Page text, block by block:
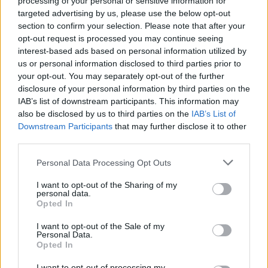
targeted advertising by us, please use the below opt-out
section to confirm your selection. Please note that after your
opt-out request is processed you may continue seeing
interest-based ads based on personal information utilized by
us or personal information disclosed to third parties prior to
your opt-out. You may separately opt-out of the further
disclosure of your personal information by third parties on the
IAB’s list of downstream participants. This information may
also be disclosed by us to third parties on the IAB’s List of
Downstream Participants that may further disclose it to other
Please note that this website/app uses one or more Google
not limited to your visit or usage behaviour. You may click to
grant or deny consent to Google and its third-party tags to
use your data for below specified purposes in below Google
consent section.
Personal Data Processing Opt Outs
I want to opt-out of the Sharing of my
personal data.
Opted In
I want to opt-out of the Sale of my
Personal Data.
Opted In
Je rencontre des gens, j’essaye d’intervenir dans la réalité
sans avoir de rôle politique direct. J’anime des ateliers.
J’écris mes chroniques. Et je me soucie de ceux et de ce
que j’aime. » Il ne veut pas trop s’étendre sur sa « petite
misère personnelle ».
Depuis le commencement de sa carrière, l’écrivain s’est
imposé comme le « microphone des autres ». Cette
fonction qu’il assume se reflète dans le recueil d’histoires
courtes intitulé Histoires simples, où « simple » se réfère
humaine mérite une attention spécifique, insiste-t-il.
Cependant, il est impossible de composer des milliards de
romans. Alors, par un acte de respect envers la vie, en
particulier pour les modestes, les défaits dont on ne parle